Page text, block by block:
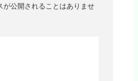
が公開されることはありませ